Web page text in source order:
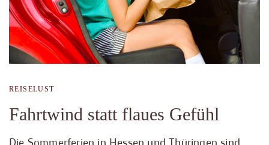
REISELUST
Fahrtwind statt flaues Gefühl